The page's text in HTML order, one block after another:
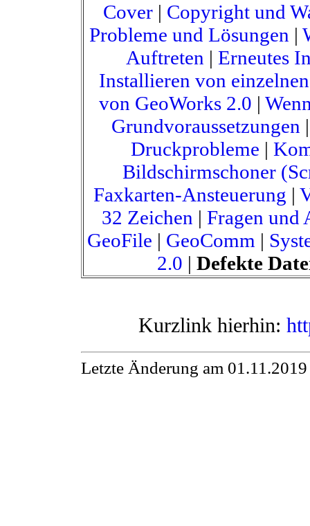
Cover| Copyright und
Probleme und Lösungen |
Auftreten | Erneutes
Installieren von
von GeoWorks 2.0 |
Grundvoraussetzungen
Druckprobleme |
Bildschirmschoner
Faxkarten-Ansteuerung |
32 Zeichen | Fragen und
GeoFile | GeoComm |
2.0 | Defekte
Kurzlink hierhin:
Letzte Änderung am 01.11.2019